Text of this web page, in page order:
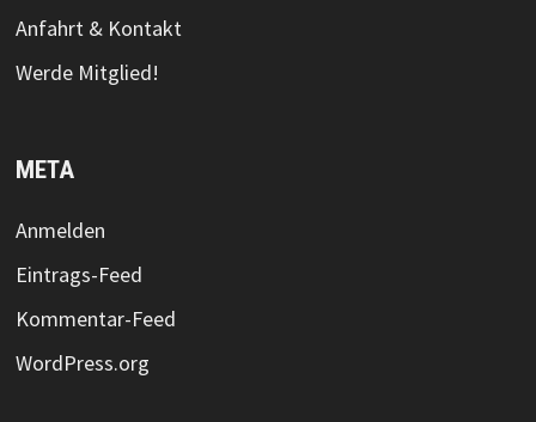
Anfahrt & Kontakt
Werde Mitglied!
META
Anmelden
Eintrags-Feed
Kommentar-Feed
WordPress.org